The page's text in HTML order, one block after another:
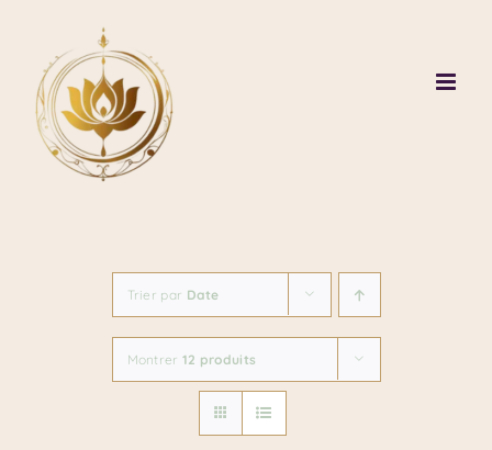
contenu
Trier par Date
Montrer 12 produits